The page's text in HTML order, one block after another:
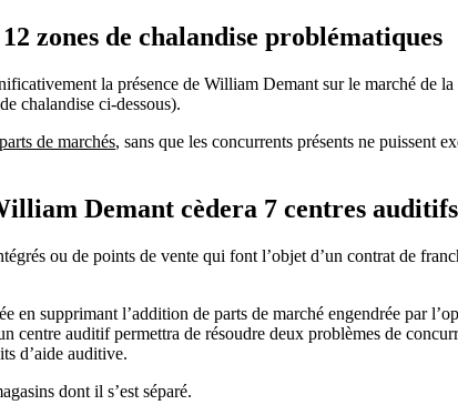
zones de chalandise problématiques
la présence de William Demant sur le marché de
chalandise ci-dessous).
de marchés, sans que les concurrents présents ne puissent
Demant cèdera 7 centres
ou de points de vente qui font l’objet d’un contrat de
en supprimant l’addition de parts de marché engendrée par
centre auditif permettra de résoudre deux problèmes de
d’aide auditive.
dont il s’est séparé.